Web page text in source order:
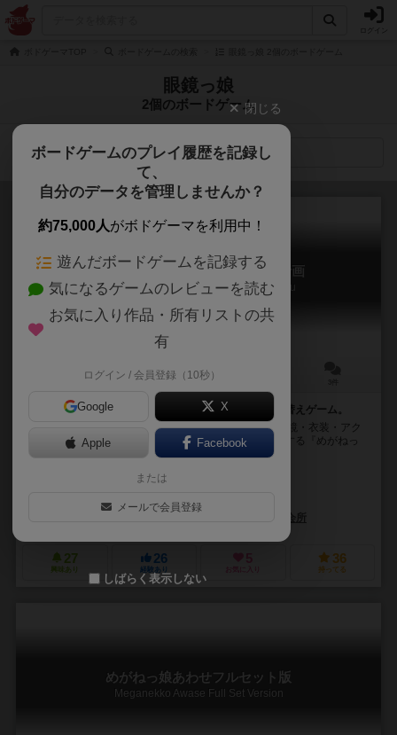
眼鏡っ娘
2個のボードゲーム
検索メニュー
めがぷろ！全女子めがねっ娘化計画
Mega Pro! Zenjoshi Meganekko Keikaku
20～40分
透明カードで見た目が変えられる！めがねっ娘化着せ替えゲーム。
めがねっ娘の可能性は無限大！ めがぷろ！は集めた眼鏡・衣装・アク
セサリーを女の子に装備させて、理想のめがねっ娘にする『めがねっ
娘化着せ替えゲーム』です。 集めたア...
ゲームカフェ秋葉原集会所
27
興味あり
26
経験あり お気に入り
36
持ってる
めがねっ娘あわせフルセット版
Meganekko Awase Full Set Version
閉じる
ボードゲームのプレイ履歴を記録し
て、
自分のデータを管理しませんか？
約75,000人がボドゲーマを利用中！
遊んだボードゲームを記録する
気になるゲームのレビューを読む
お気に入り作品・所有リストの共
有
ログイン / 会員登録（10秒）
Google X
Apple Facebook
または
メールで会員登録
しばらく表示しない